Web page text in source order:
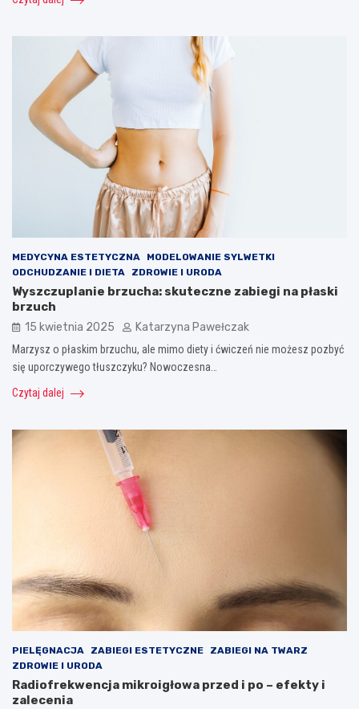
MEDYCYNA ESTETYCZNA
MODELOWANIE SYLWETKI
ODCHUDZANIE I DIETA
ZDROWIE I URODA
Wyszczuplanie brzucha: skuteczne zabiegi na płaski
brzuch
15 kwietnia 2025 Katarzyna Pawełczak
Marzysz o płaskim brzuchu, ale mimo diety i ćwiczeń nie możesz pozbyć
się uporczywego tłuszczyku? Nowoczesna…
Czytaj dalej
PIELĘGNACJA ZABIEGI ESTETYCZNE
ZABIEGI NA TWARZ
ZDROWIE I URODA
Radiofrekwencja mikroigłowa przed i po – efekty i
zalecenia